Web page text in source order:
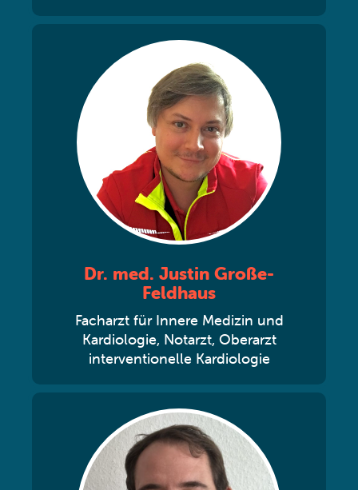
Dr. med. Justin Große-
Feldhaus
Facharzt für Innere Medizin und
Kardiologie, Notarzt, Oberarzt
interventionelle Kardiologie